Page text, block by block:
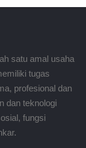
satu amal usaha
tugas
profesional dan
dan teknologi
fungsi